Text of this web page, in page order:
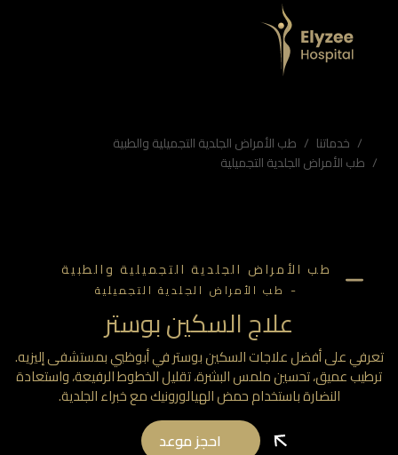
خدماتنا
طب الأمراض الجلدية التجميلية والطبية
طب الأمراض الجلدية التجميلية
طب الأمراض الجلدية التجميلية والطبية
طب الأمراض الجلدية التجميلية
علاج السكين بوستر
على أفضل علاجات السكين بوستر في أبوظبي بمستشفى إليزيه.
عميق، تحسين ملمس البشرة، تقليل الخطوط الرفيعة، واستعادة
النضارة باستخدام حمض الهيالورونيك مع خبراء الجلدية.
احجز موعد